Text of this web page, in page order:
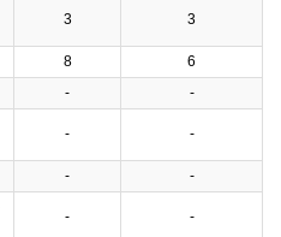
3 3
8
6
- -
- -
- -
- -